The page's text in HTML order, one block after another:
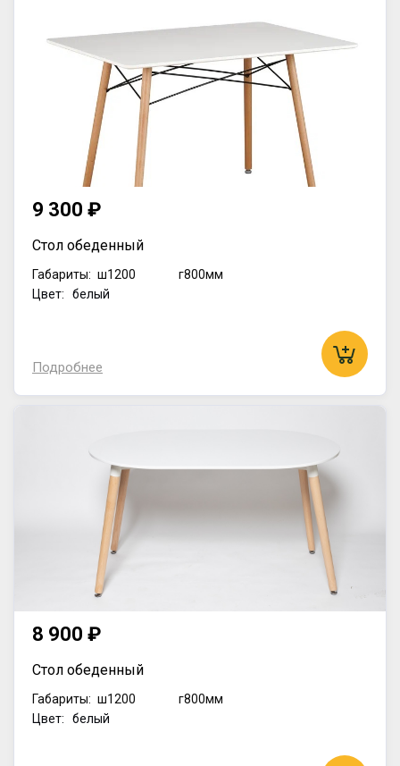
9 300 ₽
Стол обеденный
Габариты: ш1200
г800мм
Цвет: белый
Подробнее
8 900 ₽
Стол обеденный
Габариты: ш1200
г800мм
Цвет: белый